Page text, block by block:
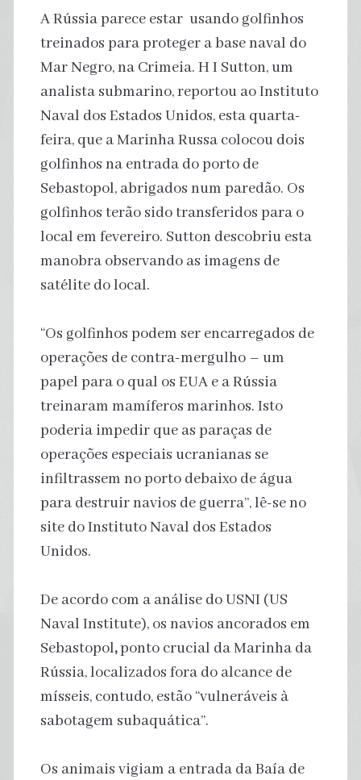
A Rússia parece estar usando golfinhos
treinados para proteger a base naval do
Mar Negro, na Crimeia. H I Sutton, um
analista submarino, reportou ao Instituto
Naval dos Estados Unidos, esta quarta-
feira, que a Marinha Russa colocou dois
golfinhos na entrada do porto de
Sebastopol, abrigados num paredão. Os
golfinhos terão sido transferidos para o
local em fevereiro. Sutton descobriu esta
manobra observando as imagens de
satélite do local.
“Os golfinhos podem ser encarregados de
operações de contra-mergulho – um
papel para o qual os EUA e a Rússia
treinaram mamíferos marinhos. Isto
poderia impedir que as paraças de
operações especiais ucranianas se
infiltrassem no porto debaixo de água
para destruir navios de guerra”, lê-se no
site do Instituto Naval dos Estados
Unidos.
De acordo com a análise do USNI (US
Naval Institute), os navios ancorados em
Sebastopol,ponto crucial da Marinha da
Rússia, localizados fora do alcance de
mísseis, contudo, estão “vulneráveis à
sabotagem subaquática”.
Os animais vigiam a entrada da Baía de